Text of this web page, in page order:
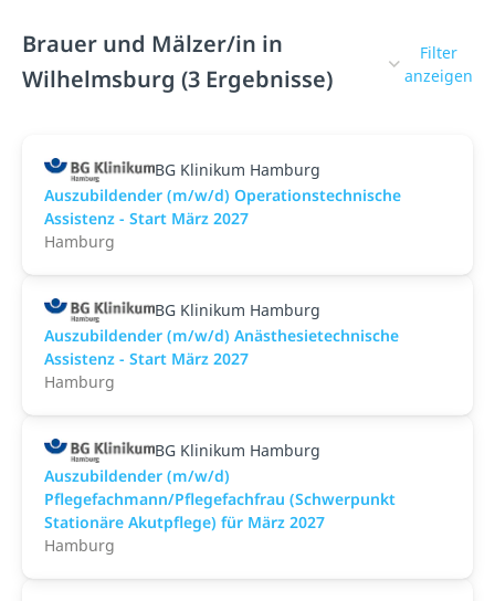
Brauer und Mälzer/in in
Wilhelmsburg (3 Ergebnisse)
Filter
anzeigen
BG Klinikum Hamburg
Auszubildender (m/w/d) Operationstechnische
Assistenz - Start März 2027
Hamburg
BG Klinikum Hamburg
Auszubildender (m/w/d) Anästhesietechnische
Assistenz - Start März 2027
Hamburg
BG Klinikum Hamburg
Auszubildender (m/w/d)
Pflegefachmann/Pflegefachfrau (Schwerpunkt
Stationäre Akutpflege) für März 2027
Hamburg